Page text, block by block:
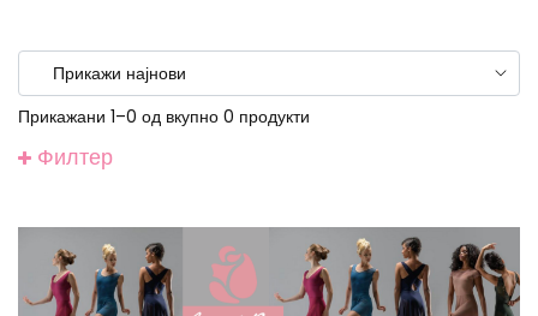
Прикажани 1–0 од вкупно 0 продукти
Филтер